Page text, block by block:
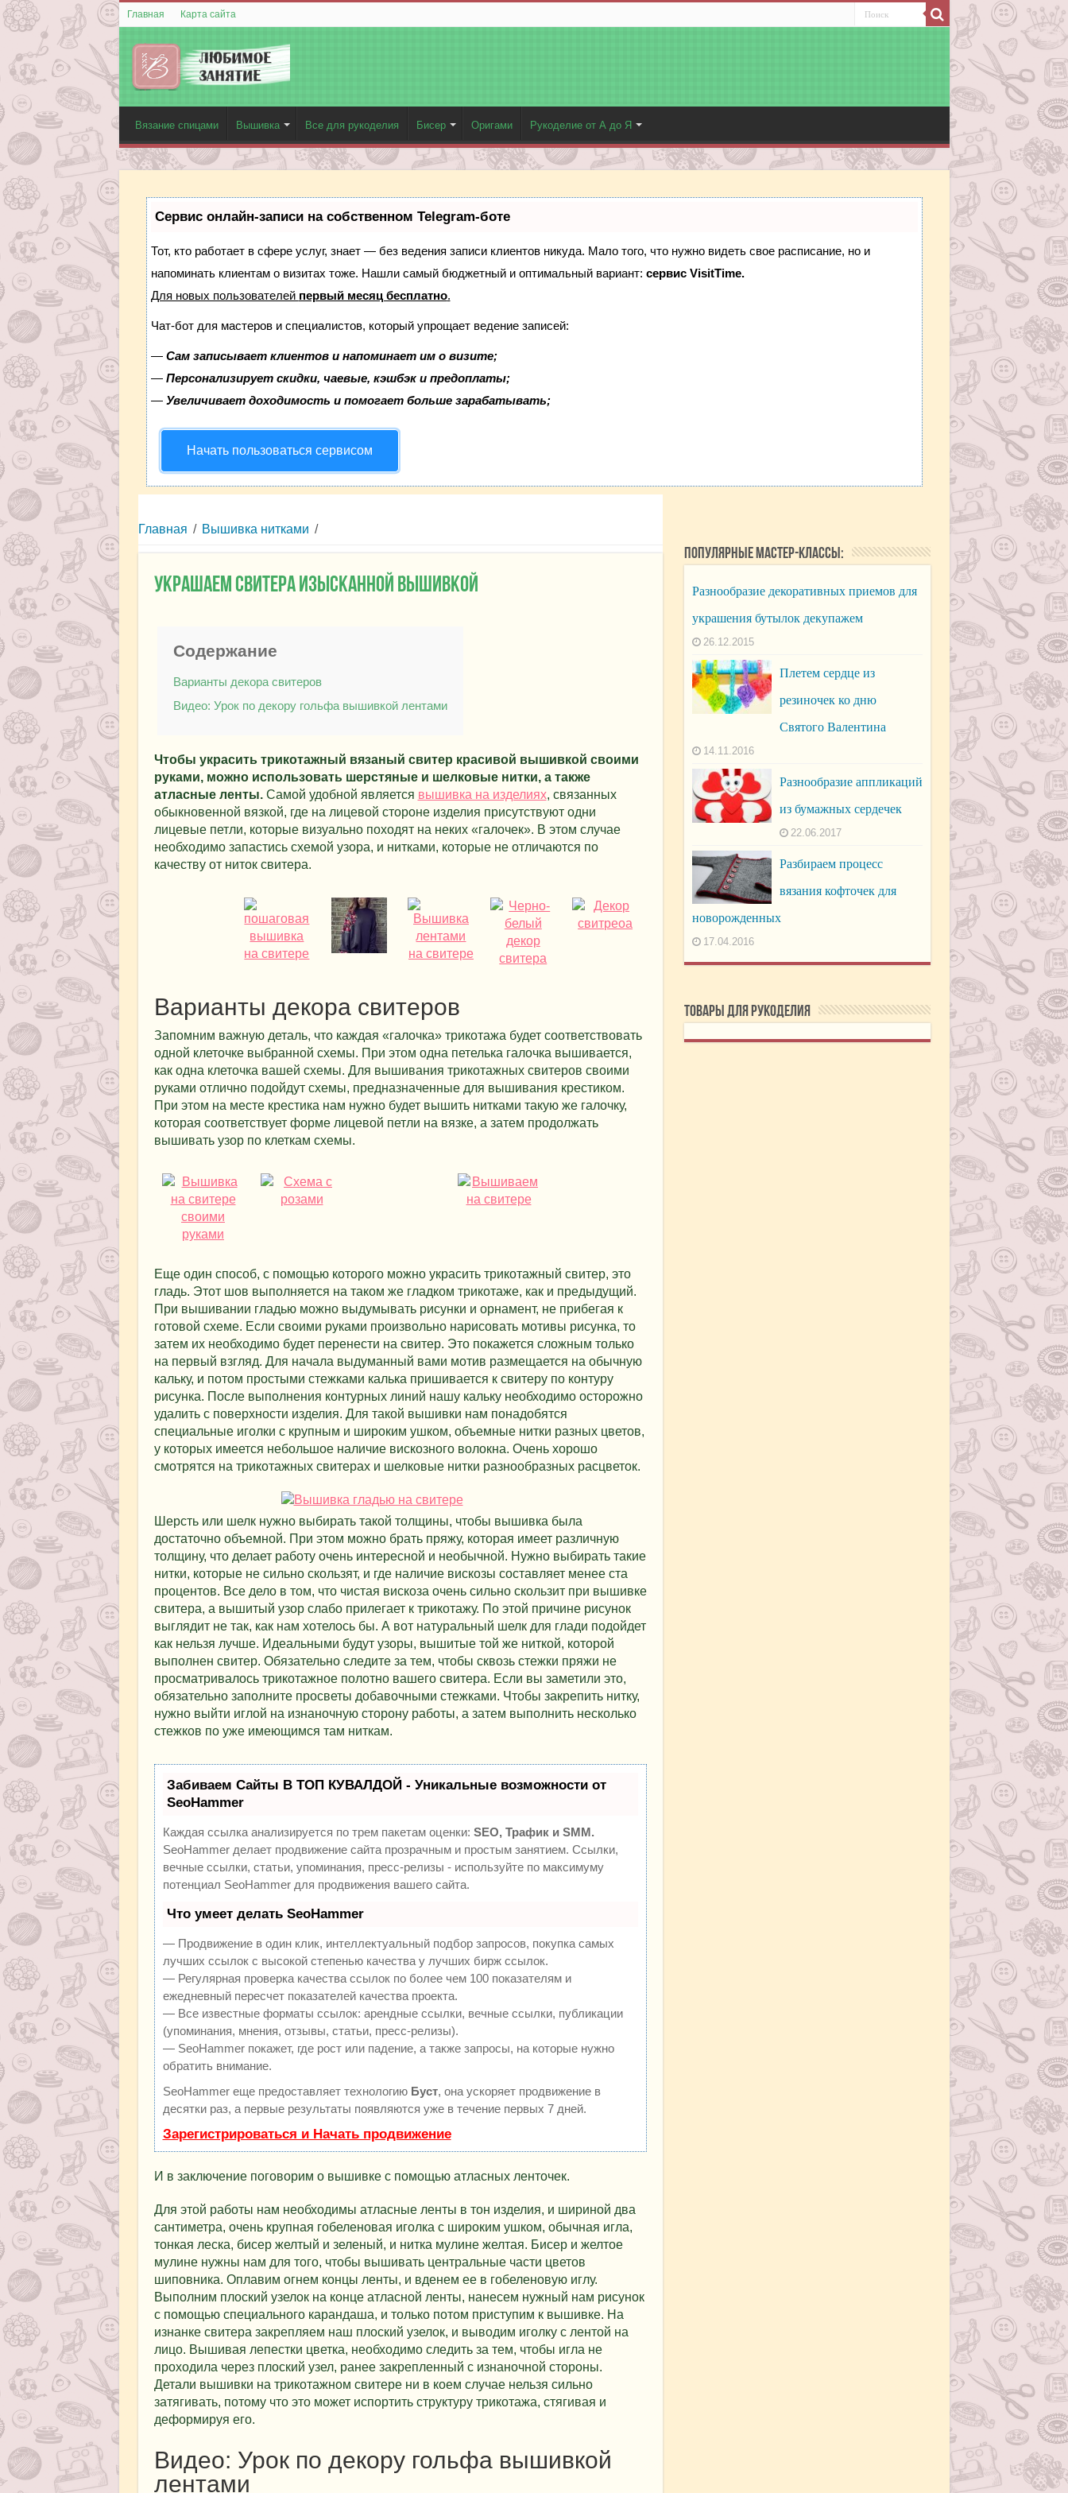
Главная Карта сайта
Вязание спицами Вышивка Все для рукоделия Бисер Оригами Рукоделие от А до Я
Сервис онлайн-записи на собственном Telegram-боте
Тот, кто работает в сфере услуг, знает — без ведения записи клиентов никуда. Мало того, что нужно видеть свое расписание, но и
напоминать клиентам о визитах тоже. Нашли самый бюджетный и оптимальный вариант: сервис VisitTime.
Для новых пользователей первый месяц бесплатно.
Чат-бот для мастеров и специалистов, который упрощает ведение записей:
— Сам записывает клиентов и напоминает им о визите;
— Персонализирует скидки, чаевые, кэшбэк и предоплаты;
— Увеличивает доходимость и помогает больше зарабатывать;
Начать пользоваться сервисом
Главная / Вышивка нитками /
Украшаем свитера изысканной вышивкой
Содержание
Варианты декора свитеров
Видео: Урок по декору гольфа вышивкой лентами
Чтобы украсить трикотажный вязаный свитер красивой вышивкой своими
руками, можно использовать шерстяные и шелковые нитки, а также
атласные ленты.Самой удобной является вышивка на изделиях, связанных
обыкновенной вязкой, где на лицевой стороне изделия присутствуют одни
лицевые петли, которые визуально походят на неких «галочек». В этом случае
необходимо запастись схемой узора, и нитками, которые не отличаются по
качеству от ниток свитера.
Варианты декора свитеров
Запомним важную деталь, что каждая «галочка» трикотажа будет соответствовать
одной клеточке выбранной схемы. При этом одна петелька галочка вышивается,
как одна клеточка вашей схемы. Для вышивания трикотажных свитеров своими
руками отлично подойдут схемы, предназначенные для вышивания крестиком.
При этом на месте крестика нам нужно будет вышить нитками такую же галочку,
которая соответствует форме лицевой петли на вязке, а затем продолжать
вышивать узор по клеткам схемы.
Еще один способ, с помощью которого можно украсить трикотажный свитер, это
гладь. Этот шов выполняется на таком же гладком трикотаже, как и предыдущий.
При вышивании гладью можно выдумывать рисунки и орнамент, не прибегая к
готовой схеме. Если своими руками произвольно нарисовать мотивы рисунка, то
затем их необходимо будет перенести на свитер. Это покажется сложным только
на первый взгляд. Для начала выдуманный вами мотив размещается на обычную
кальку, и потом простыми стежками калька пришивается к свитеру по контуру
рисунка. После выполнения контурных линий нашу кальку необходимо осторожно
удалить с поверхности изделия. Для такой вышивки нам понадобятся
специальные иголки с крупным и широким ушком, объемные нитки разных цветов,
у которых имеется небольшое наличие вискозного волокна. Очень хорошо
смотрятся на трикотажных свитерах и шелковые нитки разнообразных расцветок.
Шерсть или шелк нужно выбирать такой толщины, чтобы вышивка была
достаточно объемной. При этом можно брать пряжу, которая имеет различную
толщину, что делает работу очень интересной и необычной. Нужно выбирать такие
нитки, которые не сильно скользят, и где наличие вискозы составляет менее ста
процентов. Все дело в том, что чистая вискоза очень сильно скользит при вышивке
свитера, а вышитый узор слабо прилегает к трикотажу. По этой причине рисунок
выглядит не так, как нам хотелось бы. А вот натуральный шелк для глади подойдет
как нельзя лучше. Идеальными будут узоры, вышитые той же ниткой, которой
выполнен свитер. Обязательно следите за тем, чтобы сквозь стежки пряжи не
просматривалось трикотажное полотно вашего свитера. Если вы заметили это,
обязательно заполните просветы добавочными стежками. Чтобы закрепить нитку,
нужно выйти иглой на изнаночную сторону работы, а затем выполнить несколько
стежков по уже имеющимся там ниткам.
Забиваем Сайты В ТОП КУВАЛДОЙ - Уникальные возможности от
SeoHammer
Каждая ссылка анализируется по трем пакетам оценки: SEO, Трафик и SMM.
SeoHammer делает продвижение сайта прозрачным и простым занятием. Ссылки,
вечные ссылки, статьи, упоминания, пресс-релизы - используйте по максимуму
потенциал SeoHammer для продвижения вашего сайта.
Что умеет делать SeoHammer
— Продвижение в один клик, интеллектуальный подбор запросов, покупка самых
лучших ссылок с высокой степенью качества у лучших бирж ссылок.
— Регулярная проверка качества ссылок по более чем 100 показателям и
ежедневный пересчет показателей качества проекта.
— Все известные форматы ссылок: арендные ссылки, вечные ссылки, публикации
(упоминания, мнения, отзывы, статьи, пресс-релизы).
— SeoHammer покажет, где рост или падение, а также запросы, на которые нужно
обратить внимание.
SeoHammer еще предоставляет технологию Буст, она ускоряет продвижение в
десятки раз, а первые результаты появляются уже в течение первых 7 дней.
Зарегистрироваться и Начать продвижение
И в заключение поговорим о вышивке с помощью атласных ленточек.
Для этой работы нам необходимы атласные ленты в тон изделия, и шириной два
сантиметра, очень крупная гобеленовая иголка с широким ушком, обычная игла,
тонкая леска, бисер желтый и зеленый, и нитка мулине желтая. Бисер и желтое
мулине нужны нам для того, чтобы вышивать центральные части цветов
шиповника. Оплавим огнем концы ленты, и вденем ее в гобеленовую иглу.
Выполним плоский узелок на конце атласной ленты, нанесем нужный нам рисунок
с помощью специального карандаша, и только потом приступим к вышивке. На
изнанке свитера закрепляем наш плоский узелок, и выводим иголку с лентой на
лицо. Вышивая лепестки цветка, необходимо следить за тем, чтобы игла не
проходила через плоский узел, ранее закрепленный с изнаночной стороны.
Детали вышивки на трикотажном свитере ни в коем случае нельзя сильно
затягивать, потому что это может испортить структуру трикотажа, стягивая и
деформируя его.
Видео: Урок по декору гольфа вышивкой
лентами
Популярные мастер-классы:
Разнообразие декоративных приемов для
украшения бутылок декупажем
26.12.2015
Плетем сердце из
резиночек ко дню
Святого Валентина
14.11.2016
Разнообразие аппликаций
из бумажных сердечек
22.06.2017
Разбираем процесс
вязания кофточек для
новорожденных
17.04.2016
Товары для рукоделия